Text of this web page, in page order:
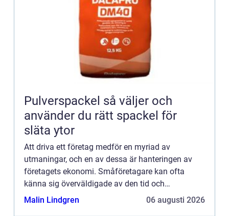
Pulverspackel så väljer och
använder du rätt spackel för
släta ytor
Att driva ett företag medför en myriad av
utmaningar, och en av dessa är hanteringen av
företagets ekonomi. Småföretagare kan ofta
känna sig överväldigade av den tid och
kompetens som krävs för ...
Malin Lindgren 06 augusti 2026